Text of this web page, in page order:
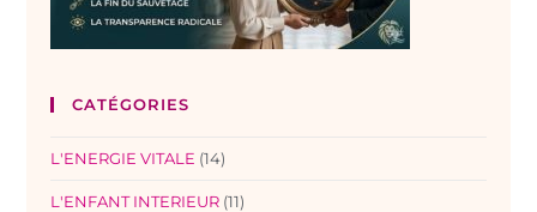
CATÉGORIES
L'ENERGIE VITALE (14)
L'ENFANT INTERIEUR (11)